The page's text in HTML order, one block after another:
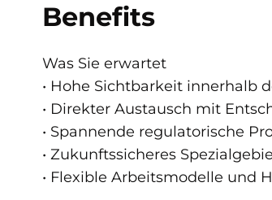
Benefits
Was Sie erwartet
• Hohe Sichtbarkeit innerhalb
• Direkter Austausch mit
• Spannende regulatorische
• Zukunftssicheres
• Flexible Arbeitsmodelle und